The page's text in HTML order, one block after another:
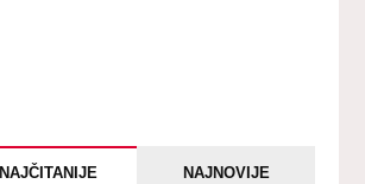
NAJČITANIJE NAJNOVIJE